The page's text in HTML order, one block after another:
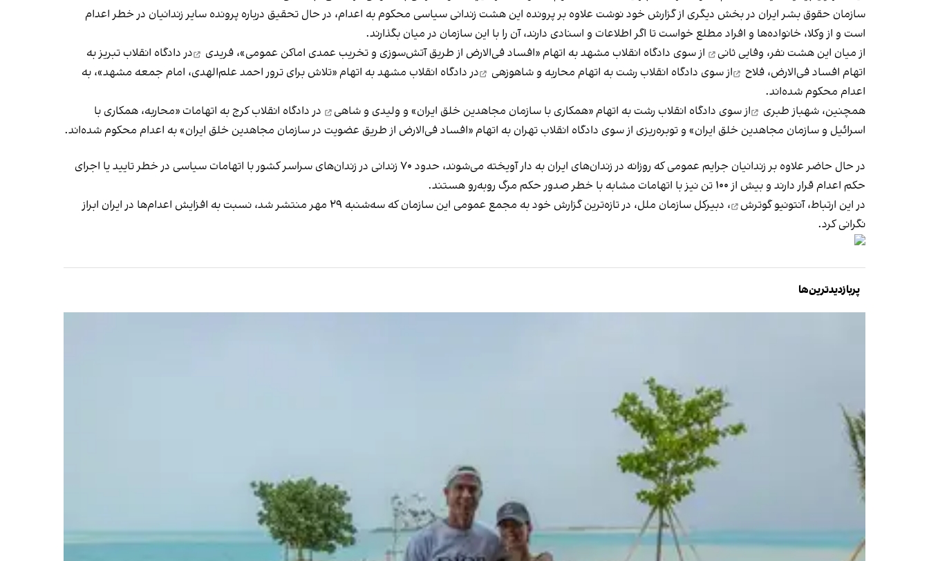
سازمان حقوق بشر ایران در بخش دیگری از گزارش خود نوشت علاوه بر پرونده این هشت زندانی سیاسی محکوم به اعدام، در حال تحقیق درباره پرونده سایر زندانیان در خطر اعدام
است و از وکلا، خانواده‌ها و افراد مطلع خواست تا اگر اطلاعات و اسنادی دارند، آن‌ را با این سازمان در میان بگذارند.
از میان این هشت نفر، وفایی ثانی از سوی دادگاه انقلاب مشهد به اتهام «افساد فی‌الارض از طریق آتش‌سوزی و تخریب عمدی اماکن عمومی»، فریدی
در دادگاه انقلاب تبریز به
اتهام افساد فی‌الارض، فلاح از سوی دادگاه انقلاب رشت به اتهام محاربه وشاهو‌زهی
در دادگاه انقلاب مشهد به اتهام «تلاش برای ترور احمد علم‌الهدی، امام جمعه مشهد»، به
اعدام محکوم شده‌اند.
همچنین، شهباز طبری از سوی دادگاه انقلاب رشت به اتهام «همکاری با سازمان مجاهدین خلق ایران» و ولیدی و شاهی
در دادگاه انقلاب کرج به اتهامات «محاربه، همکاری با
اسرائیل و سازمان مجاهدین خلق ایران» و توبره‌ریزی از سوی دادگاه انقلاب تهران به اتهام «افساد فی‌الارض از طریق عضویت در سازمان مجاهدین خلق ایران» به اعدام محکوم شده‌اند.
در حال حاضر علاوه بر زندانیان جرایم عمومی که روزانه در زندان‌های ایران به دار آویخته می‌شوند، حدود ۷۰ زندانی در زندان‌های سراسر کشور با اتهامات سیاسی در خطر تایید یا اجرای
حکم اعدام قرار دارند و بیش از ۱۰۰ تن نیز با اتهامات مشابه با خطر صدور حکم مرگ روبه‌رو هستند.
در این ارتباط،آنتونیو گوترش
، دبیرکل سازمان ملل، در تازه‌ترین گزارش خود به مجمع عمومی این سازمان که سه‌شنبه ۲۹ مهر منتشر شد، نسبت به افزایش اعدام‌ها در ایران ابراز
نگرانی کرد.
پربازدیدترین‌ها